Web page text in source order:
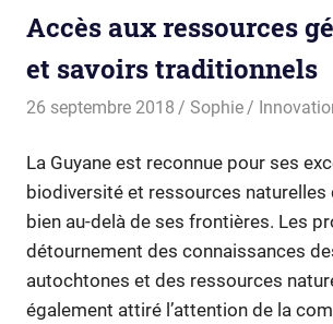
Accès aux ressources
et savoirs traditionnels
26 septembre 2018 Sophie
La Guyane est reconnue pour ses
biodiversité et ressources naturelles
bien au-delà de ses frontières. Les
détournement des connaissances
autochtones et des ressources
également attiré l’attention de la